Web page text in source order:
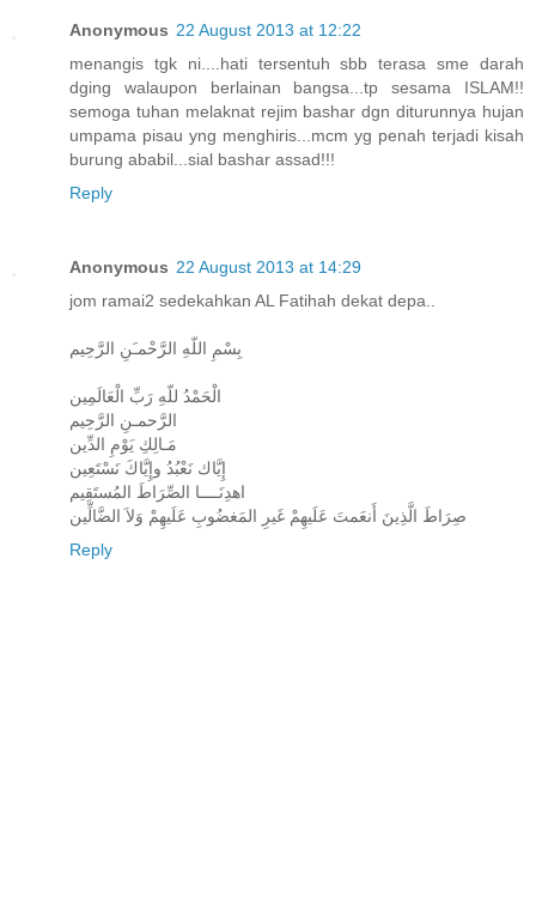
Anonymous 22 August 2013 at 12:22
menangis tgk ni....hati tersentuh sbb terasa sme darah
dging walaupon berlainan bangsa...tp sesama ISLAM!!
semoga tuhan melaknat rejim bashar dgn diturunnya hujan
umpama pisau yng menghiris...mcm yg penah terjadi kisah
burung ababil...sial bashar assad!!!
Reply
Anonymous 22 August 2013 at 14:29
jom ramai2 sedekahkan AL Fatihah dekat depa..
بِسْمِ اللّهِ الرَّحْمـَنِ الرَّحِيم
الْحَمْدُ للّهِ رَبِّ الْعَالَمِين
الرَّحمـنِ الرَّحِيم
مَـالِكِ يَوْمِ الدِّين
إِيَّاك نَعْبُدُ وإِيَّاكَ نَسْتَعِين
اهدِنَــــا الصِّرَاطَ المُستَقِيم
صِرَاطَ الَّذِينَ أَنعَمتَ عَلَيهِمْ غَيرِ المَغضُوبِ عَلَيهِمْ وَلاَ الضَّالِّين
Reply